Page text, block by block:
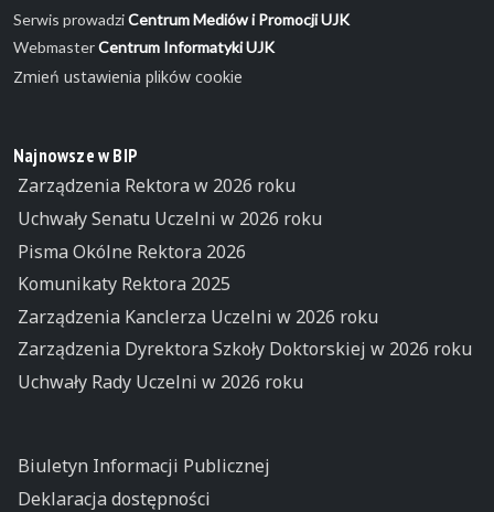
Serwis prowadziCentrum Mediów i Promocji UJK
WebmasterCentrum Informatyki UJK
Zmień ustawienia plików cookie
Najnowsze w BIP
Zarządzenia Rektora w 2026 roku
Uchwały Senatu Uczelni w 2026 roku
Pisma Okólne Rektora 2026
Komunikaty Rektora 2025
Zarządzenia Kanclerza Uczelni w 2026 roku
Zarządzenia Dyrektora Szkoły Doktorskiej w 2026 roku
Uchwały Rady Uczelni w 2026 roku
Biuletyn Informacji Publicznej
Deklaracja dostępności